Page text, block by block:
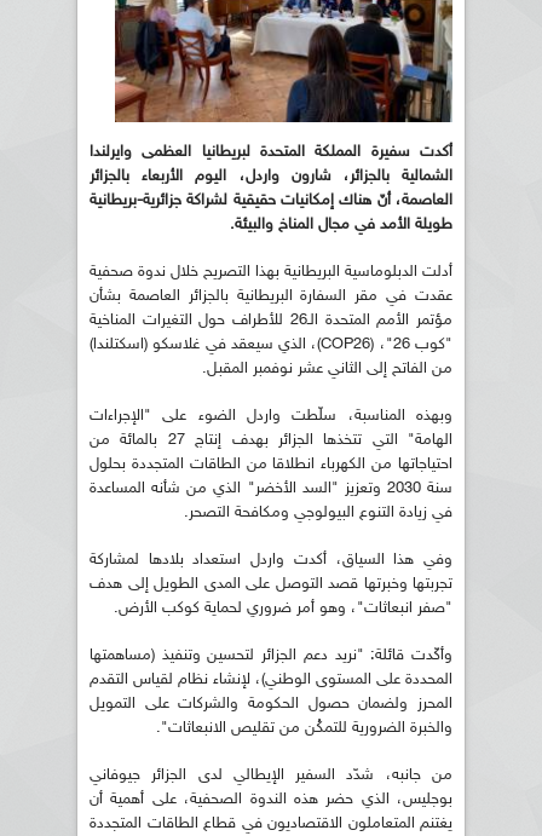
أكدت سفيرة المملكة المتحدة لبريطانيا العظمى وايرلندا
الشمالية بالجزائر، شارون واردل، اليوم الأربعاء بالجزائر
العاصمة، أنّ هناك إمكانيات حقيقية لشراكة جزائرية-بريطانية
طويلة الأمد في مجال المناخ والبيئة.
أدلت الدبلوماسية البريطانية بهذا التصريح خلال ندوة صحفية
عقدت في مقر السفارة البريطانية بالجزائر العاصمة بشأن
مؤتمر الأمم المتحدة الـ26 للأطراف حول التغيرات المناخية
"كوب 26"، (COP26)، الذي سيعقد في غلاسكو (اسكتلندا)
من الفاتح إلى الثاني عشر نوفمبر المقبل.
وبهذه المناسبة، سلّطت واردل الضوء على "الإجراءات
الهامة" التي تتخذها الجزائر بهدف إنتاج 27 بالمائة من
احتياجاتها من الكهرباء انطلاقا من الطاقات المتجددة بحلول
سنة 2030 وتعزيز "السد الأخضر" الذي من شأنه المساعدة
في زيادة التنوع البيولوجي ومكافحة التصحر.
وفي هذا السياق، أكدت واردل استعداد بلادها لمشاركة
تجربتها وخبرتها قصد التوصل على المدى الطويل إلى هدف
"صفر انبعاثات"، وهو أمر ضروري لحماية كوكب الأرض.
وأكّدت قائلة: "نريد دعم الجزائر لتحسين وتنفيذ (مساهمتها
المحددة على المستوى الوطني)، لإنشاء نظام لقياس التقدم
المحرز ولضمان حصول الحكومة والشركات على التمويل
والخبرة الضرورية للتمكُن من تقليص الانبعاثات".
من جانبه، شدّد السفير الإيطالي لدى الجزائر جيوفاني
بوجليس، الذي حضر هذه الندوة الصحفية، على أهمية أن
يغتنم المتعاملون الاقتصاديون في قطاع الطاقات المتجددة